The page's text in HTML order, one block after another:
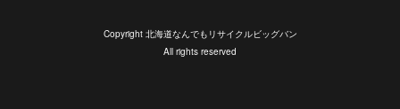
Copyright 北海道なんでもリサイクルビッグバン
All rights reserved